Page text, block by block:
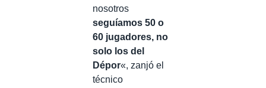
nosotros
seguíamos 50 o
60 jugadores, no
solo los del
Dépor«, zanjó el
técnico